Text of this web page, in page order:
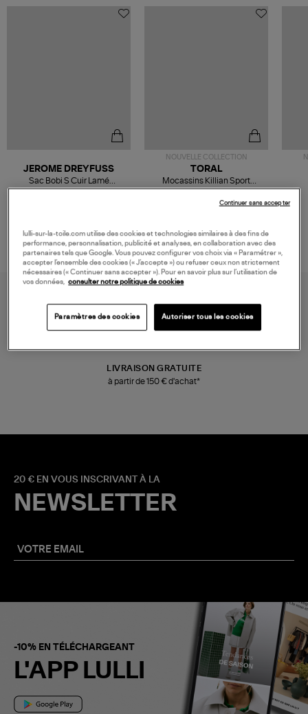
JEROME DREYFUSS
Sac Bobi S Cuir Lamé
Champagne
NOUVELLE COLLECTION
TORAL
Mocassins Killian Sport
Mousse
LIVRAISON GRATUITE
à partir de 150 € d'achat*
20 € EN VOUS INSCRIVANT À LA
NEWSLETTER
-10% EN TÉLÉCHARGEANT
L'APP LULLI
lulli-sur-la-toile.com utilise des cookies et technologies similaires à des fins de
performance, personnalisation, publicité et analyses, en collaboration avec des
partenaires tels que Google. Vous pouvez configurer vos choix via « Paramétrer »,
accepter l’ensemble des cookies (« J’accepte ») ou refuser ceux non strictement
nécessaires (« Continuer sans accepter »). Pour en savoir plus sur l’utilisation de
vos données, consulter notre politique de cookies
Paramètres des cookies Autoriser tous les cookies
Continuer sans accepter